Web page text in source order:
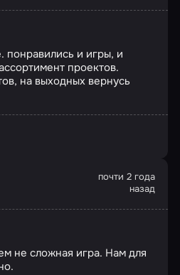
понравились и игры, и
проектов.
на выходных вернусь
почти 2 года
назад
не сложная игра. Нам для